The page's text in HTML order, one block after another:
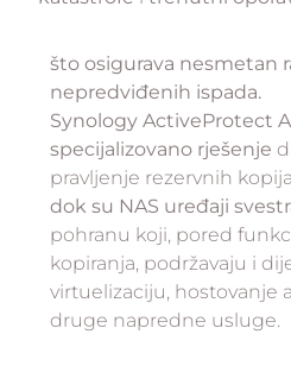
što osigurava nesmetan
nepredviđenih ispada.
Synology ActiveProtect
specijalizovano rješenje
pravljenje rezervnih
dok su NAS uređaji
pohranu koji, pored
kopiranja, podržavaju i
virtuelizaciju, hostovanje
druge napredne usluge.